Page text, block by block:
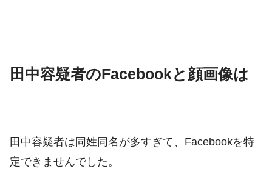
田中容疑者のFacebookと顔画像は
田中容疑者は同姓同名が多すぎて、Facebookを特
定できませんでした。